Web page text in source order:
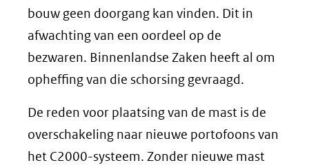
bouw geen doorgang kan vinden. Dit in
afwachting van een oordeel op de
bezwaren. Binnenlandse Zaken heeft al om
opheffing van die schorsing gevraagd.
De reden voor plaatsing van de mast is de
overschakeling naar nieuwe portofoons van
het C2000-systeem. Zonder nieuwe mast